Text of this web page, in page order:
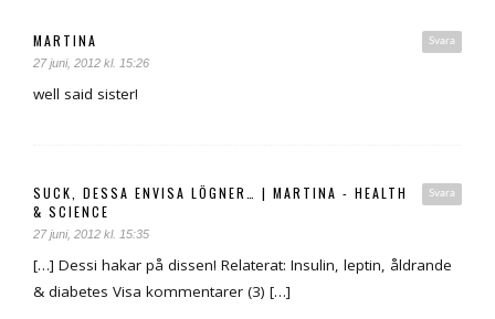
Svara
MARTINA
27 juni, 2012 kl. 15:26
well said sister!
Svara
SUCK, DESSA ENVISA LÖGNER… | MARTINA - HEALTH
& SCIENCE
27 juni, 2012 kl. 15:35
[…] Dessi hakar på dissen! Relaterat: Insulin, leptin, åldrande
& diabetes Visa kommentarer (3) […]